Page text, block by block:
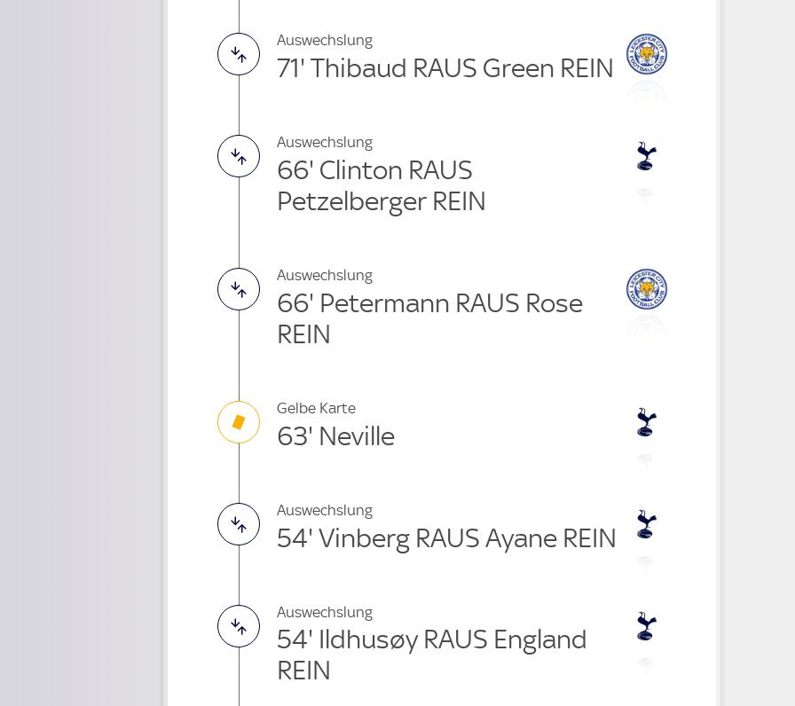
Auswechslung
71' Thibaud RAUS Green REIN
Auswechslung
66' Clinton RAUS
Petzelberger REIN
Auswechslung
66' Petermann RAUS Rose
REIN
Gelbe Karte
63' Neville
Auswechslung
54' Vinberg RAUS Ayane REIN
Auswechslung
54' Ildhusøy RAUS England
REIN